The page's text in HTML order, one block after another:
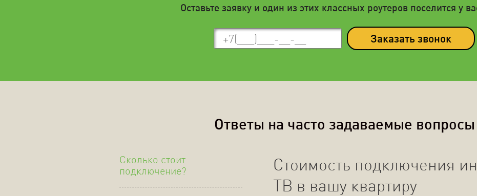
Оставьте заявку и один из этих классных роутеров поселится у
Заказать звонок
Ответы на часто задаваемые вопросы
Сколько стоит
подключение?
Стоимость подключения
ТВ в вашу квартиру